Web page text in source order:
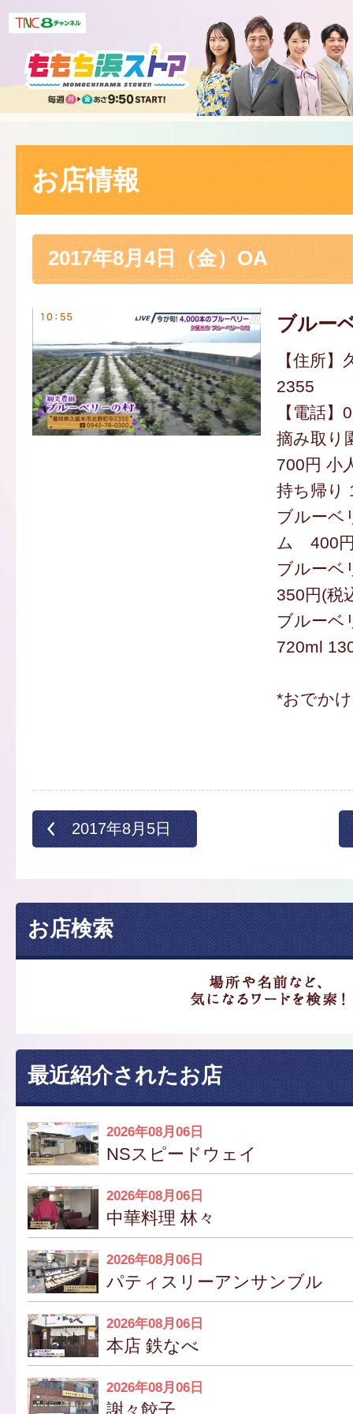
お店情報
2017年8月4日（金）OA
ブルー
【住所
2355
【電話
摘み取り
700円 小
持ち帰り
ブルーベ
ム 400
ブルー
350円(税
ブルー
720ml
*おでか
2017年8月5日
お店検索
最近紹介されたお店
2026年08月06日
NSスピードウェイ
2026年08月06日
中華料理 林々
2026年08月06日
パティスリーアンサンブル
2026年08月06日
本店 鉄なべ
2026年08月06日
謝々餃子